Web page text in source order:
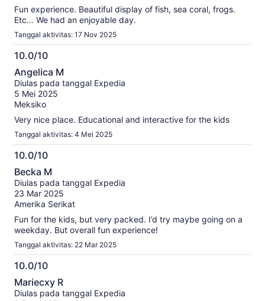
Fun experience. Beautiful display of fish, sea coral, frogs.
Etc… We had an enjoyable day.
Tanggal aktivitas: 17 Nov 2025
10.0/10
10.0
dari
10
Angelica M
Diulas pada tanggal Expedia
5 Mei 2025
Meksiko
Very nice place. Educational and interactive for the kids
Tanggal aktivitas: 4 Mei 2025
10.0/10
10.0
dari
10
Becka M
Diulas pada tanggal Expedia
23 Mar 2025
Amerika Serikat
Fun for the kids, but very packed. I’d try maybe going on a
weekday. But overall fun experience!
Tanggal aktivitas: 22 Mar 2025
10.0/10
10.0
dari
Mariecxy R
Diulas pada tanggal Expedia